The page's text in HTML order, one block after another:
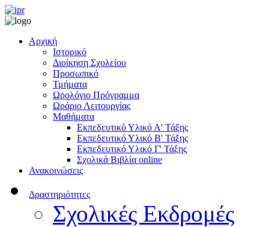
Αρχική
Ιστορικό
Διοίκηση Σχολείου
Προσωπικό
Τμήματα
Ωρολόγιο Πρόγραμμα
Ωράριο Λειτουργίας
Μαθήματα
Εκπεδευτικό Υλικό Α' Τάξης
Εκπεδευτικό Υλικό Β' Τάξης
Εκπεδευτικό Υλικό Γ' Τάξης
Σχολικά Βιβλία online
Ανακοινώσεις
Δραστηριότητες
Σχολικές Εκδρομές